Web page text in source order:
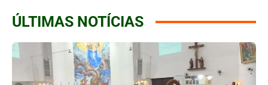
ÚLTIMAS NOTÍCIAS